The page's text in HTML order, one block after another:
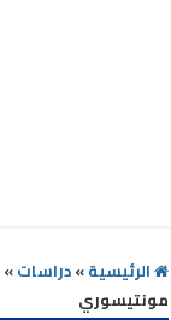
الرئيسية»دراسات»
مونتيسوري